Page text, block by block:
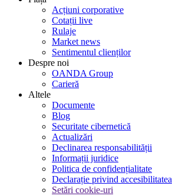
Acțiuni corporative
Cotații live
Rulaje
Market news
Sentimentul clienților
Despre noi
OANDA Group
Carieră
Altele
Documente
Blog
Securitate cibernetică
Actualizări
Declinarea responsabilității
Informații juridice
Politica de confidențialitate
Declarație privind accesibilitatea
Setări cookie-uri